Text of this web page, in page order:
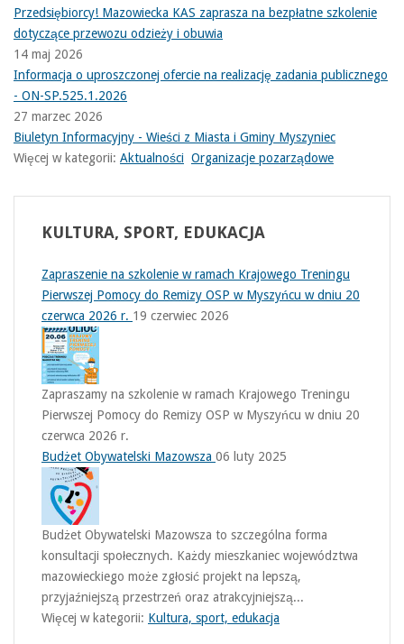
Przedsiębiorcy! Mazowiecka KAS zaprasza na bezpłatne szkolenie
dotyczące przewozu odzieży i obuwia
14 maj 2026
Informacja o uproszczonej ofercie na realizację zadania publicznego
- ON-SP.525.1.2026
27 marzec 2026
Biuletyn Informacyjny - Wieści z Miasta i Gminy Myszyniec
Więcej w kategorii: Aktualności Organizacje pozarządowe
KULTURA, SPORT, EDUKACJA
Zapraszenie na szkolenie w ramach Krajowego Treningu
Pierwszej Pomocy do Remizy OSP w Myszyńcu w dniu 20
czerwca 2026 r. 19 czerwiec 2026
Zapraszamy na szkolenie w ramach Krajowego Treningu
Pierwszej Pomocy do Remizy OSP w Myszyńcu w dniu 20
czerwca 2026 r.
Budżet Obywatelski Mazowsza 06 luty 2025
Budżet Obywatelski Mazowsza to szczególna forma
konsultacji społecznych. Każdy mieszkaniec województwa
mazowieckiego może zgłosić projekt na lepszą,
przyjaźniejszą przestrzeń oraz atrakcyjniejszą...
Więcej w kategorii: Kultura, sport, edukacja